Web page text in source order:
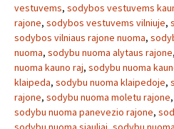
vestuvems, sodybos vestuvems
rajone, sodybos vestuvems vilniuje,
sodybos vilniaus rajone nuoma,
nuoma, sodybu nuoma alytaus rajone,
nuoma kauno raj, sodybu nuoma
klaipeda, sodybu nuoma klaipedoje,
rajone, sodybu nuoma moletu rajone,
sodybu nuoma panevezio rajone,